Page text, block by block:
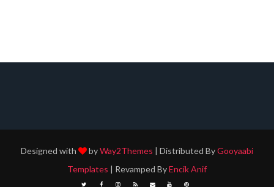
Designed with byWay2Themes | Distributed ByGooyaabi
Templates | Revamped ByEncik Anif